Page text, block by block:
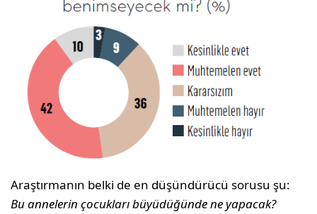
Araştırmanın belki de en düşündürücü sorusu şu:
Bu annelerin çocukları büyüdüğünde ne yapacak?